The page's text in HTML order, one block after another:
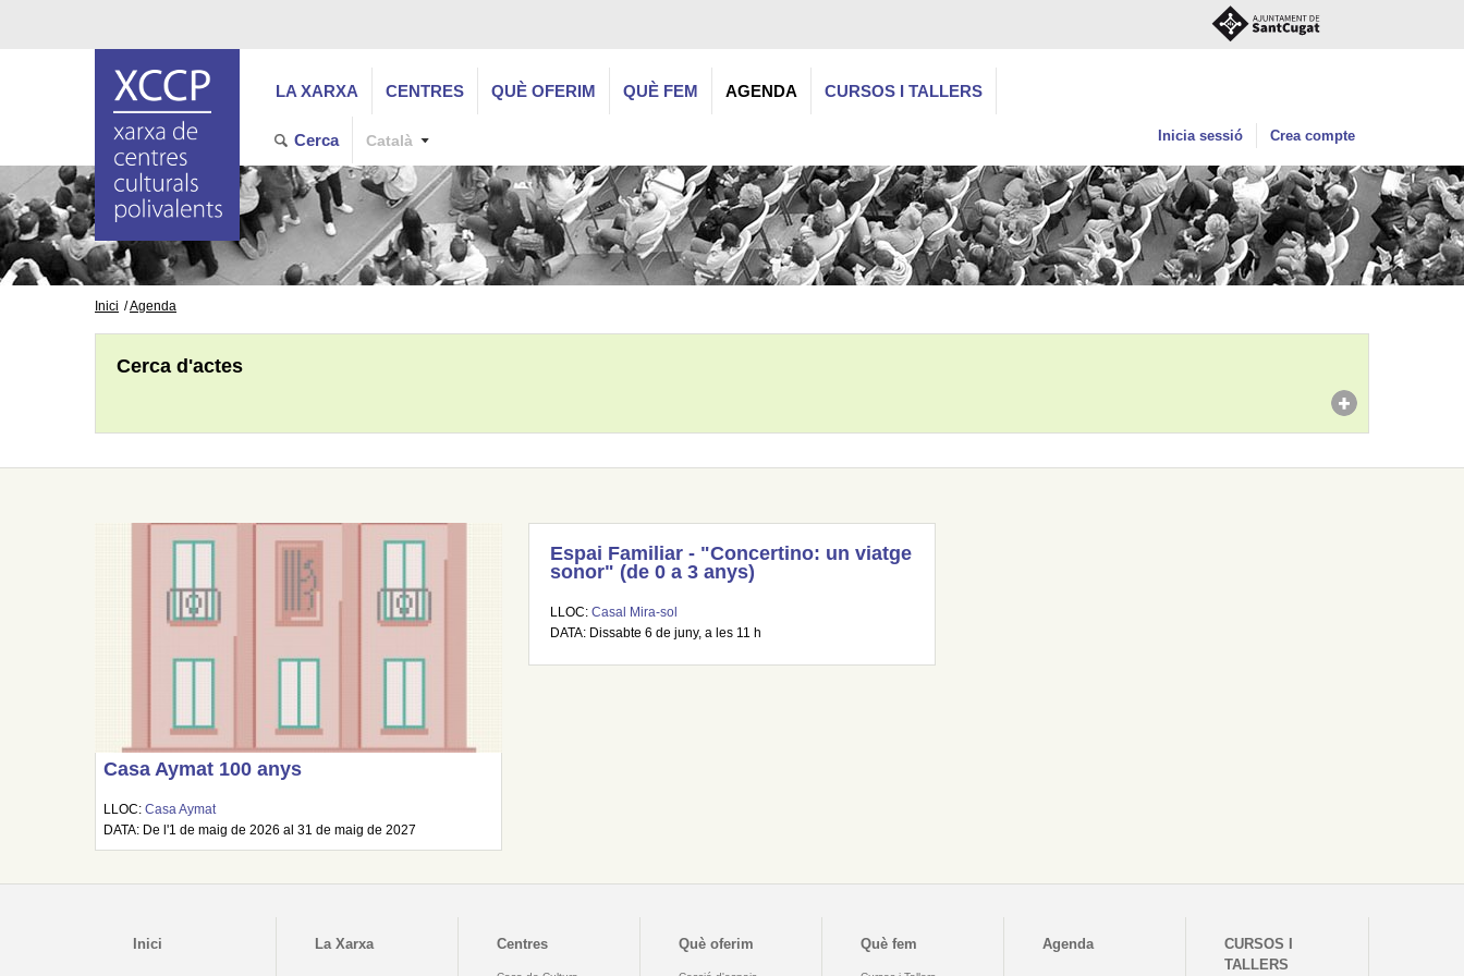
LA XARXA CENTRES QUÈ OFERIM QUÈ FEM AGENDA CURSOS I TALLERS
Cerca Català Inicia sessió Crea compte
Inici Agenda
Cerca d'actes
Casa Aymat 100 anys
LLOC:Casa Aymat
DATA: De l'1 de maig de 2026 al 31 de maig de 2027
Espai Familiar - "Concertino: un viatge
sonor" (de 0 a 3 anys)
LLOC: Casal Mira-sol
DATA: Dissabte 6 de juny, a les 11 h
Inici La Xarxa Centres Què oferim Què fem Agenda
CURSOS I
TALLERS